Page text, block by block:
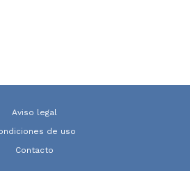
Aviso legal
de uso
Contacto